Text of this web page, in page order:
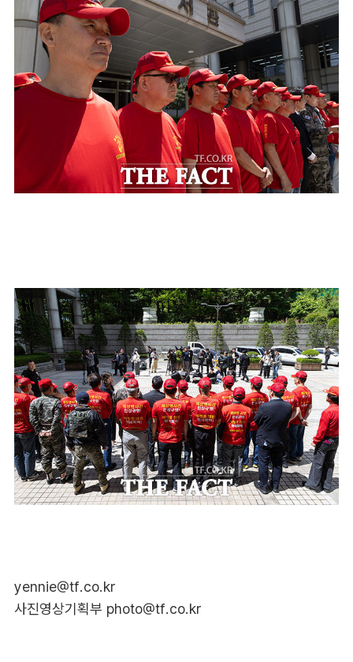
yennie@tf.co.kr
사진영상기획부 photo@tf.co.kr